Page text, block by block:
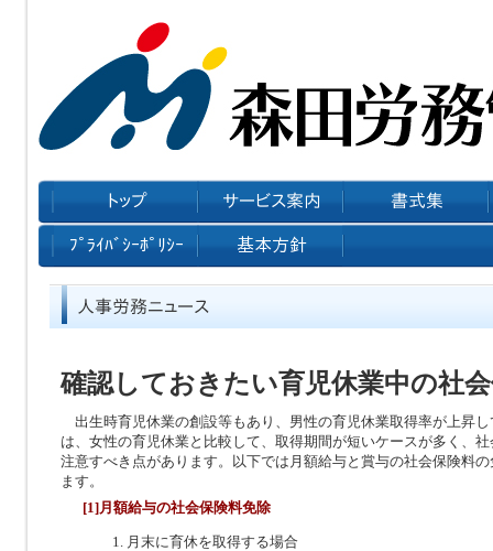
確認しておきたい育児休業中の社
出生時育児休業の創設等もあり、男性の育児休業取得率が上昇
は、女性の育児休業と比較して、取得期間が短いケースが多く、
注意すべき点があります。以下では月額給与と賞与の社会保険料
ます。
[1]月額給与の社会保険料免除
月末に育休を取得する場合